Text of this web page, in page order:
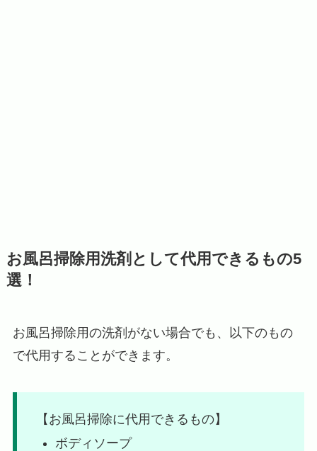
お風呂掃除用洗剤として代用できるもの5
選！
お風呂掃除用の洗剤がない場合でも、以下のもの
で代用することができます。
【お風呂掃除に代用できるもの】
ボディソープ